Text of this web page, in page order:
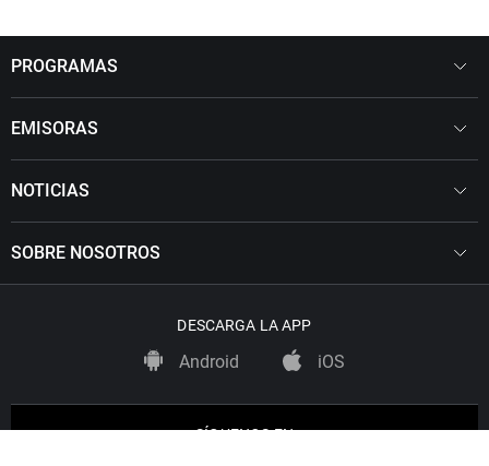
PROGRAMAS
EMISORAS
NOTICIAS
SOBRE NOSOTROS
DESCARGA LA APP
Android iOS
SÍGUENOS EN